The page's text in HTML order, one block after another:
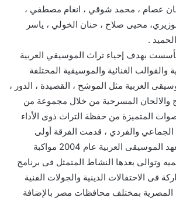
عصام ، محمد شوقي ، انغام مصطفي ،
محيى صلاح ، حنان الخولي ، ياسر
.
بهدف إحياء تراث الموسيقي العربية
والقوالب الغنائية والموسيقية المختلفة
العربية مثل الموشح ، القصيدة ، الدور ،
والالحان المسرحية من خلال مجموعة من
المتميزة من حفظة التراث ذوى الأداء
والفردي ، قدمت الفرقة أولى
حفلاتها على مسرح معهد الموسيقى العربية عام 2004 مواكبة
وتوالى بعدها النشاط المتمثل فى برنامج
فى الاحتفالات الدينية والجولات الفنية
المصرية بمختلف محافظات مصر بالإضافة